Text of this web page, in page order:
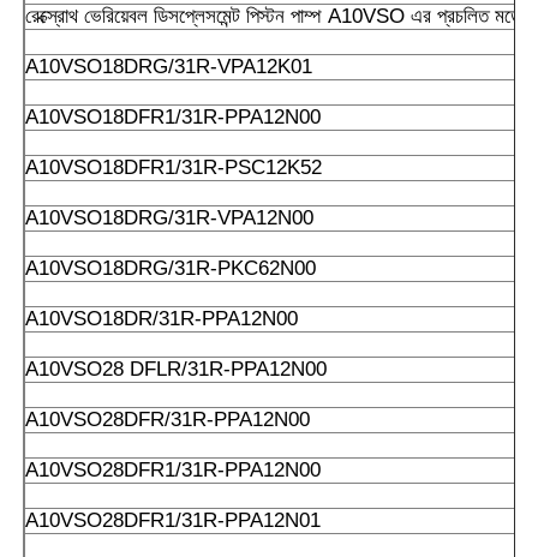
রেক্স্রোথ ভেরিয়েবল ডিসপ্লেসমেন্ট পিস্টন পাম্প A10VSO এর প্রচলিত
A10VSO18DRG/31R-VPA12K01
A10VSO18DFR1/31R-PPA12N00
A10VSO18DFR1/31R-PSC12K52
A10VSO18DRG/31R-VPA12N00
A10VSO18DRG/31R-PKC62N00
A10VSO18DR/31R-PPA12N00
A10VSO28 DFLR/31R-PPA12N00
A10VSO28DFR/31R-PPA12N00
A10VSO28DFR1/31R-PPA12N00
A10VSO28DFR1/31R-PPA12N01